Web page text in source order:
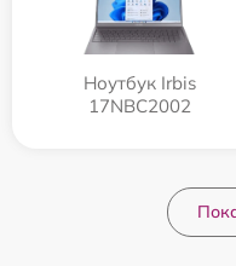
Ноутбук Irbis
17NBC2002